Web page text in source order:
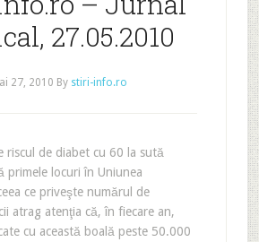
27.05.2010
27, 2010 By stiri-info.ro
riscul de diabet cu 60 la sută
primele locuri în Uniunea
ce priveşte numărul de
atrag atenţia că, în fiecare an,
cu această boală peste 50.000